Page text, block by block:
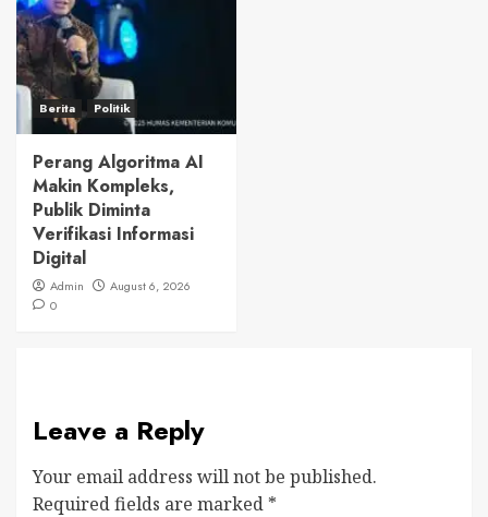
Berita Politik
Perang Algoritma AI
Makin Kompleks,
Publik Diminta
Verifikasi Informasi
Digital
Admin
August 6, 2026
0
Leave a Reply
Your email address will not be published.
Required fields are marked *